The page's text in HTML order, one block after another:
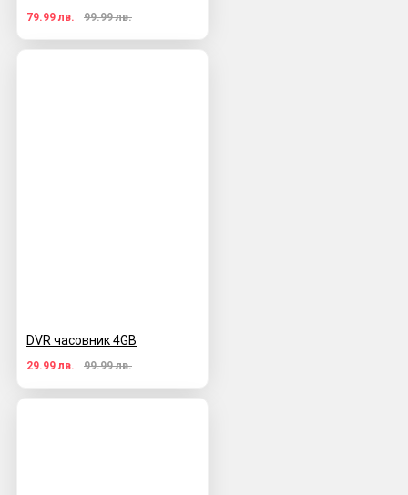
79.99 лв. 99.99 лв.
DVR часовник 4GB
29.99 лв. 99.99 лв.